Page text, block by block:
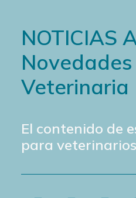
NOTICIAS
Veterinaria
El contenido de
para veterinarios